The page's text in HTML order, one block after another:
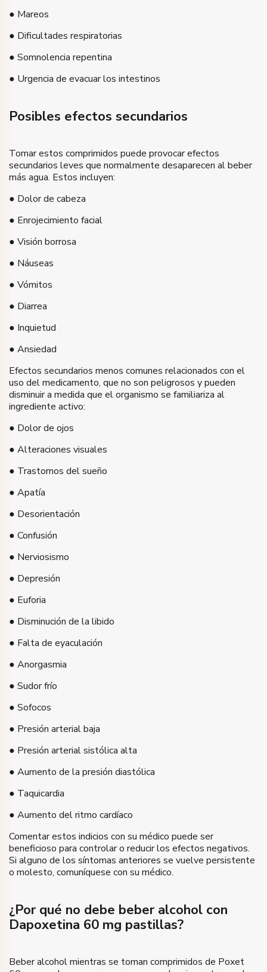
● Mareos
● Dificultades respiratorias
● Somnolencia repentina
● Urgencia de evacuar los intestinos
Posibles efectos secundarios
Tomar estos comprimidos puede provocar efectos
secundarios leves que normalmente desaparecen al beber
más agua. Estos incluyen:
● Dolor de cabeza
● Enrojecimiento facial
● Visión borrosa
● Náuseas
● Vómitos
● Diarrea
● Inquietud
● Ansiedad
Efectos secundarios menos comunes relacionados con el
uso del medicamento, que no son peligrosos y pueden
disminuir a medida que el organismo se familiariza al
ingrediente activo:
● Dolor de ojos
● Alteraciones visuales
● Trastornos del sueño
● Apatía
● Desorientación
● Confusión
● Nerviosismo
● Depresión
● Euforia
● Disminución de la libido
● Falta de eyaculación
● Anorgasmia
● Sudor frío
● Sofocos
● Presión arterial baja
● Presión arterial sistólica alta
● Aumento de la presión diastólica
● Taquicardia
● Aumento del ritmo cardíaco
Comentar estos indicios con su médico puede ser
beneficioso para controlar o reducir los efectos negativos.
Si alguno de los síntomas anteriores se vuelve persistente
o molesto, comuníquese con su médico.
¿Por qué no debe beber alcohol con
Dapoxetina 60 mg pastillas?
Beber alcohol mientras se toman comprimidos de Poxet